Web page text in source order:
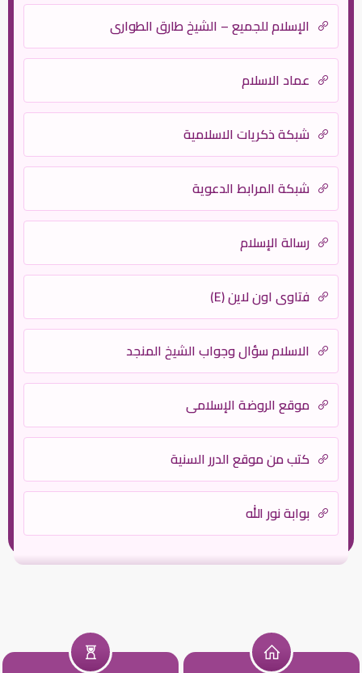
الإسلام للجميع – الشيخ طارق الطواري
عماد الاسلام
شبكة ذكريات الاسلامية
شبكة المرابط الدعوية
رسالة الإسلام
فتاوى اون لاين (E)
الاسلام سؤال وجواب الشيخ المنجد
موقع الروضة الإسلامي
كتب من موقع الدرر السنية
بوابة نور الله